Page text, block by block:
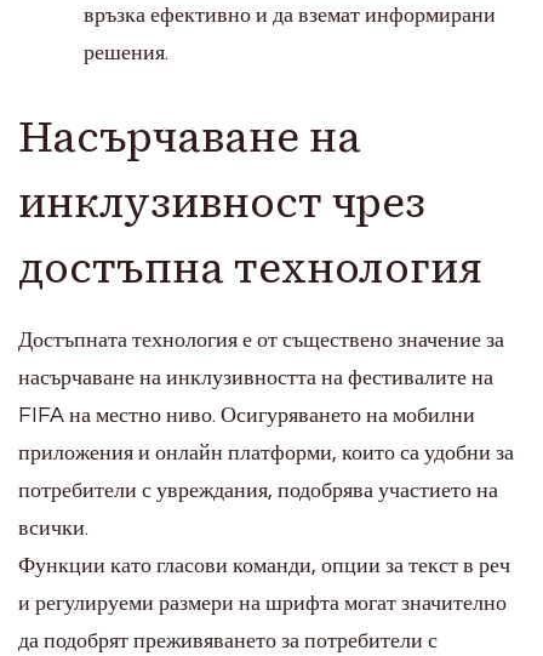
връзка ефективно и да вземат информирани
решения.
Насърчаване на
инклузивност чрез
достъпна технология
Достъпната технология е от съществено значение за
насърчаване на инклузивността на фестивалите на
FIFA на местно ниво. Осигуряването на мобилни
приложения и онлайн платформи, които са удобни за
потребители с увреждания, подобрява участието на
всички.
Функции като гласови команди, опции за текст в реч
и регулируеми размери на шрифта могат значително
да подобрят преживяването за потребители с